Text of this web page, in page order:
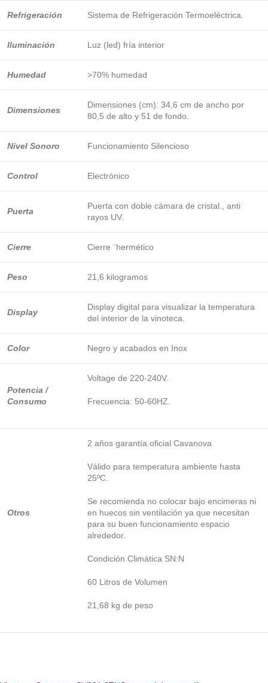
Refrigeración Sistema de Refrigeración Termoeléctrica.
Iluminación Luz (led) fría interior
Humedad >70% humedad
Dimensiones
Dimensiones (cm): 34,6 cm de ancho por
80,5 de alto y 51 de fondo.
Nivel Sonoro Funcionamiento Silencioso
Control Electrónico
Puerta
Puerta con doble cámara de cristal., anti
rayos UV.
Cierre Cierre ¨hermético
Peso 21,6 kilogramos
Display
Display digital para visualizar la temperatura
del interior de la vinoteca.
Color Negro y acabados en Inox
Potencia /
Consumo
Voltage de 220-240V.
Frecuencia: 50-60HZ.
Otros
2 años garantía oficial Cavanova
Válido para temperatura ambiente hasta
25ºC.
Se recomienda no colocar bajo encimeras ni
en huecos sin ventilación ya que necesitan
para su buen funcionamiento espacio
alrededor.
Condición Climática SN:N
60 Litros de Volumen
21,68 kg de peso